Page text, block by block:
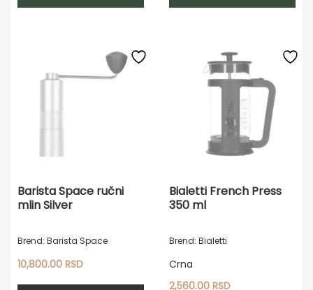
Barista Space ručni
mlin Silver
Brend: Barista Space
10,800.00 RSD
Bialetti French Press
350 ml
Brend: Bialetti
Crna
2,560.00RSD